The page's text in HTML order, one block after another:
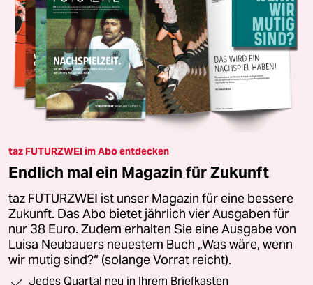
taz FUTURZWEI im Abo entdecken
Endlich mal ein Magazin für Zukunft
taz FUTURZWEI ist unser Magazin für eine bessere
Zukunft. Das Abo bietet jährlich vier Ausgaben für
nur 38 Euro. Zudem erhalten Sie eine Ausgabe von
Luisa Neubauers neuestem Buch „Was wäre, wenn
wir mutig sind?“ (solange Vorrat reicht).
Jedes Quartal neu in Ihrem Briefkasten